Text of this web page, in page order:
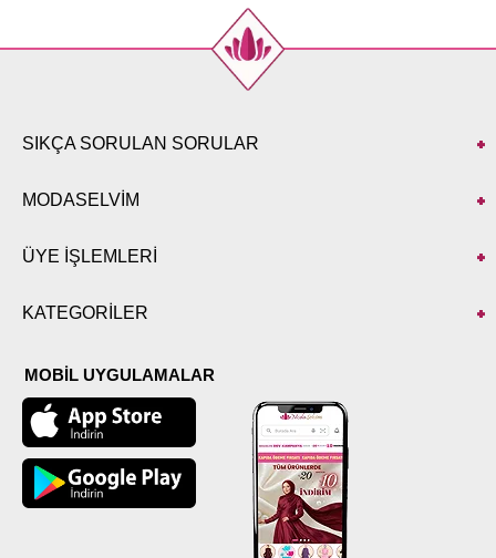
SIKÇA SORULAN SORULAR
MODASELVİM
ÜYE İŞLEMLERİ
KATEGORİLER
MOBİL UYGULAMALAR